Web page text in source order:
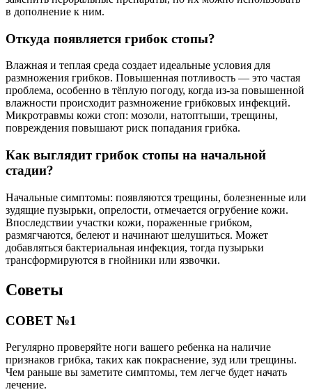
в дополнение к ним.
Откуда появляется грибок стопы?
Влажная и теплая среда создает идеальные условия для
размножения грибков. Повышенная потливость — это частая
проблема, особенно в тёплую погоду, когда из-за повышенной
влажности происходит размножение грибковых инфекций.
Микротравмы кожи стоп: мозоли, натоптыши, трещины,
повреждения повышают риск попадания грибка.
Как выглядит грибок стопы на начальной
стадии?
Начальные симптомы: появляются трещины, болезненные или
зудящие пузырьки, опрелости, отмечается огрубение кожи.
Впоследствии участки кожи, пораженные грибком,
размягчаются, белеют и начинают шелушиться. Может
добавляться бактериальная инфекция, тогда пузырьки
трансформируются в гнойники или язвочки.
Советы
СОВЕТ №1
Регулярно проверяйте ноги вашего ребенка на наличие
признаков грибка, таких как покраснение, зуд или трещины.
Чем раньше вы заметите симптомы, тем легче будет начать
лечение.